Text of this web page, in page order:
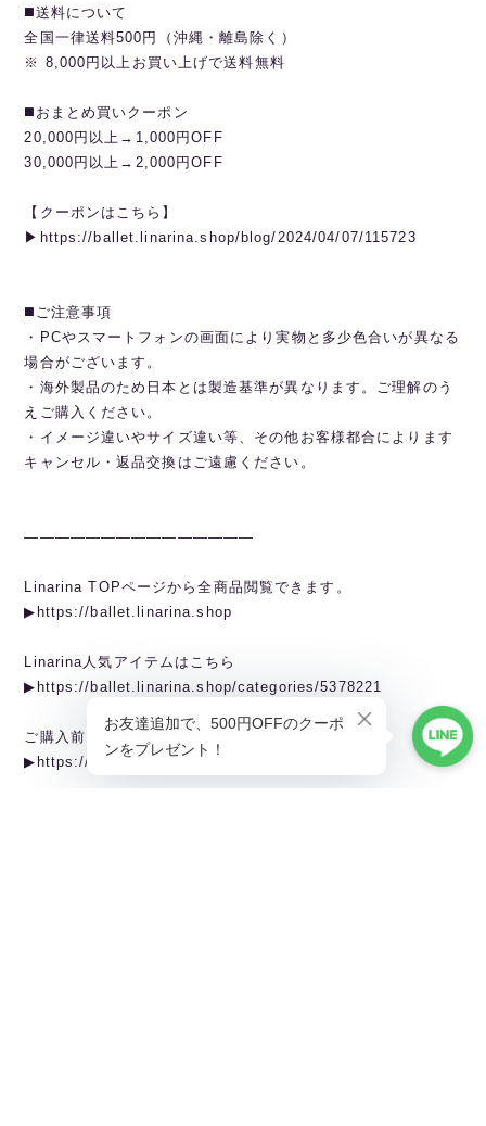
◼️送料について
全国一律送料500円（沖縄・離島除く）
※ 8,000円以上お買い上げで送料無料
◼️おまとめ買いクーポン
20,000円以上→1,000円OFF
30,000円以上→2,000円OFF
【クーポンはこちら】
▶︎https://ballet.linarina.shop/blog/2024/04/07/115723
◼️ご注意事項
・PCやスマートフォンの画面により実物と多少色合いが異なる
場合がございます。
・海外製品のため日本とは製造基準が異なります。ご理解のう
えご購入ください。
・イメージ違いやサイズ違い等、その他お客様都合によります
キャンセル・返品交換はご遠慮ください。
———————————————
Linarina TOPページから全商品閲覧できます。
▶︎https://ballet.linarina.shop
Linarina人気アイテムはこちら
▶︎https://ballet.linarina.shop/categories/5378221
ご購入前にこちらをお読みください
▶︎https://ballet.linarina.shop/about